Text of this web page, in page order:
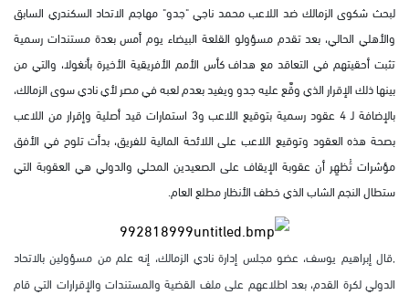
لبحث شكوى الزمالك ضد اللاعب محمد ناجي "جدو" مهاجم الاتحاد السكندري السابق
والأهلي الحالي، بعد تقدم مسؤولو القلعة البيضاء يوم أمس بعدة مستندات رسمية
تثبت أحقيتهم في التعاقد مع هداف كأس الأمم الأفريقية الأخيرة بأنغولا، والتي من
بينها ذلك الإقرار الذي وقَّع عليه جدو ويفيد بعدم لعبه في مصر لأي نادي سوى الزمالك،
بالإضافة لـ 4 عقود رسمية بتوقيع اللاعب و3 استمارات قيد أصلية وإقرار من اللاعب
بصحة هذه العقود وتوقيع اللاعب على اللائحة المالية للفريق، بدأت تلوح في الأفق
مؤشرات تُظهِر أن عقوبة الإيقاف على الصعيدين المحلي والدولي هي العقوبة التي
ستطال النجم الشاب الذي خطف الأنظار مطلع العام.
,قال إبراهيم يوسف، عضو مجلس إدارة نادي الزمالك، إنه علم من مسؤولين بالاتحاد
الدولي لكرة القدم، بعد اطلاعهم على ملف القضية والمستندات والإقرارات التي قام